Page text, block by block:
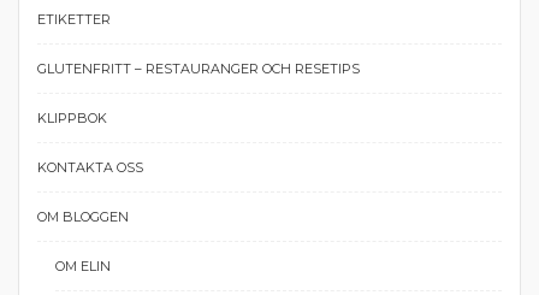
ETIKETTER
GLUTENFRITT – RESTAURANGER OCH RESETIPS
KLIPPBOK
KONTAKTA OSS
OM BLOGGEN
OM ELIN